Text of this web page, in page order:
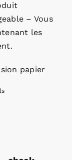
– Vous
les
papier